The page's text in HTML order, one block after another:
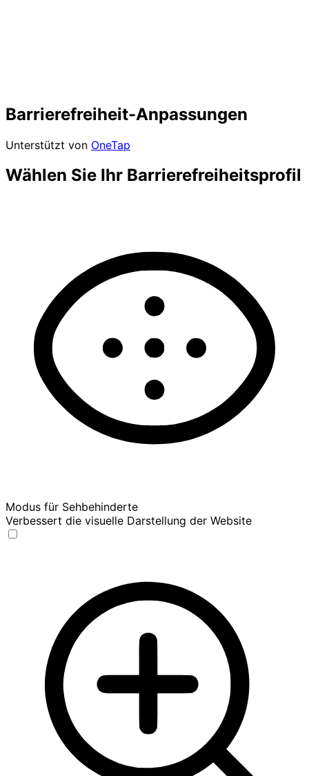
Barrierefreiheit-Anpassungen
Unterstützt von OneTap
Wählen Sie Ihr Barrierefreiheitsprofil
Modus für Sehbehinderte
Verbessert die visuelle Darstellung der Website